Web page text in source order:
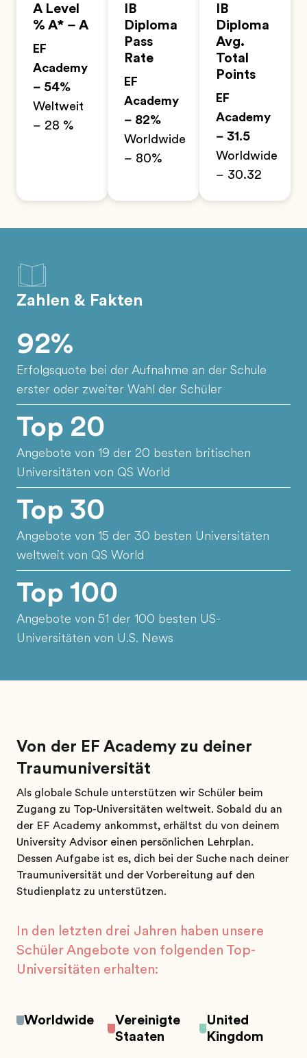
A Level
% A* – A
EF
Academy
– 54%
Weltweit
– 28 %
IB
Diploma
Pass
Rate
EF
Academy
– 82%
Worldwide
– 80%
IB
Diploma
Avg.
Total
Points
EF
Academy
– 31.5
Worldwide
– 30.32
Zahlen & Fakten
92%
Erfolgsquote bei der Aufnahme an der Schule
erster oder zweiter Wahl der Schüler
Top 20
Angebote von 19 der 20 besten britischen
Universitäten von QS World
Top 30
Angebote von 15 der 30 besten Universitäten
weltweit von QS World
Top 100
Angebote von 51 der 100 besten US-
Universitäten von U.S. News
Von der EF Academy zu deiner
Traumuniversität
Als globale Schule unterstützen wir Schüler beim
Zugang zu Top-Universitäten weltweit. Sobald du an
der EF Academy ankommst, erhältst du von deinem
University Advisor einen persönlichen Lehrplan.
Dessen Aufgabe ist es, dich bei der Suche nach deiner
Traumuniversität und der Vorbereitung auf den
Studienplatz zu unterstützen.
In den letzten drei Jahren haben unsere
Schüler Angebote von folgenden Top-
Universitäten erhalten:
Worldwide
Vereinigte
Staaten
United
Kingdom